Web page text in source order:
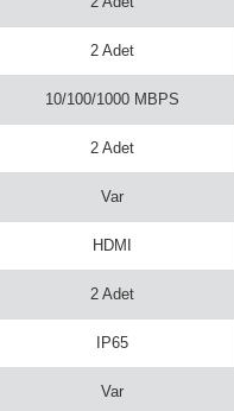
2 Adet
10/100/1000 MBPS
2 Adet
Var
HDMI
2 Adet
IP65
Var